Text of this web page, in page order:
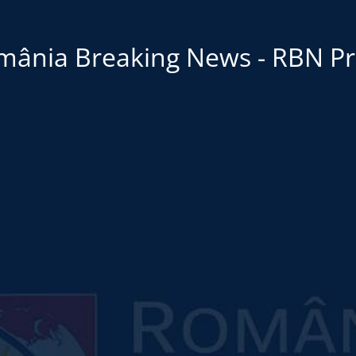
Breaking News - RBN